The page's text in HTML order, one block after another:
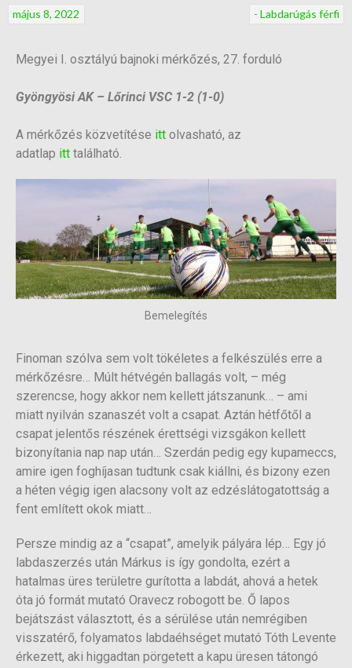
- Labdarúgás férfi
május 8, 2022
Megyei I. osztályú bajnoki mérkőzés, 27. forduló
Gyöngyösi AK – Lőrinci VSC 1-2 (1-0)
A mérkőzés közvetítése itt olvasható, az
adatlap itt található.
Bemelegítés
Finoman szólva sem volt tökéletes a felkészülés erre a
mérkőzésre… Múlt hétvégén ballagás volt, – még
szerencse, hogy akkor nem kellett játszanunk… – ami
miatt nyilván szanaszét volt a csapat. Aztán hétfőtől a
csapat jelentős részének érettségi vizsgákon kellett
bizonyítania nap nap után… Szerdán pedig egy kupameccs,
amire igen foghíjasan tudtunk csak kiállni, és bizony ezen
a héten végig igen alacsony volt az edzéslátogatottság a
fent említett okok miatt…
Persze mindig az a “csapat”, amelyik pályára lép… Egy jó
labdaszerzés után Márkus is így gondolta, ezért a
hatalmas üres területre gurította a labdát, ahová a hetek
óta jó formát mutató Oravecz robogott be. Ő lapos
bejátszást választott, és a sérülése után nemrégiben
visszatérő, folyamatos labdaéhséget mutató Tóth Levente
érkezett, aki higgadtan pörgetett a kapu üresen tátongó